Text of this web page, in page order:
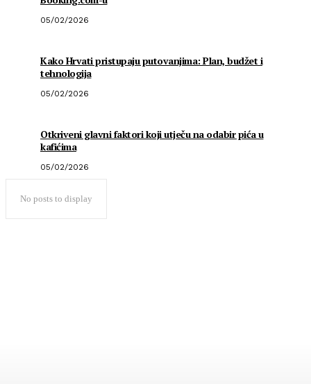
05/02/2026
Kako Hrvati pristupaju putovanjima: Plan, budžet i
tehnologija
05/02/2026
Otkriveni glavni faktori koji utječu na odabir pića u
kafićima
05/02/2026
No posts to display